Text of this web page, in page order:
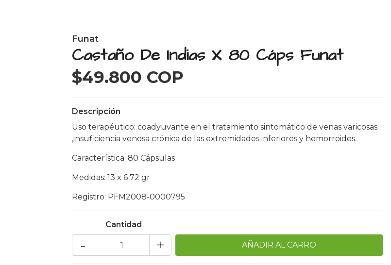
Funat
Castaño De Indias X 80 Cáps Funat
$49.800 COP
Descripción
Uso terapéutico: coadyuvante en el tratamiento sintomático de venas varicosas
,insuficiencia venosa crónica de las extremidades inferiores y hemorroides.
Característica: 80 Cápsulas
Medidas: 13 x 6 72 gr
Registro: PFM2008-0000795
Cantidad
+
-